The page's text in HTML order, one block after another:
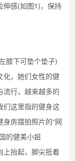
伸感(如图1)，保持
膝下可垫个垫子)
化，她们女性的健
流行，越来越多的
们这里指的健身这
房摆拍照片的“网
的健美小姐
上抬起，脚尖抵着